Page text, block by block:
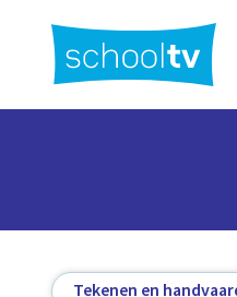
hoofdinhoud
Tekenen en